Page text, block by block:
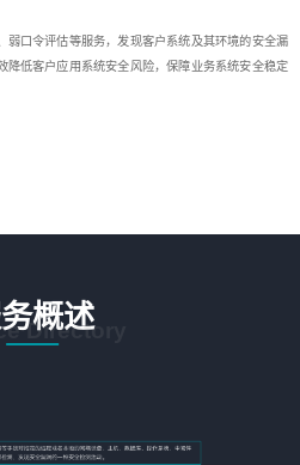
弱口令评估等服务，发现客户系统及其环境的安全漏
降低客户应用系统安全风险，保障业务系统安全稳定
概述
Directory